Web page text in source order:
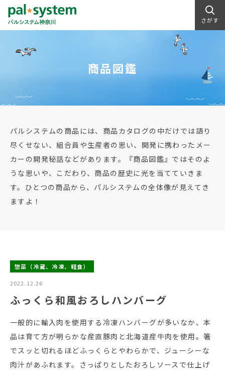
さがす
商品図鑑
パルシステムの商品には、商品カタログの中だけでは語り
尽くせない、組合員や生産者の思い、開発に携わったメー
カーの開発秘話などがあります。『商品図鑑』ではそのよ
うな思いや、こだわり、商品の歴史に光を当てていきま
す。ひとつの商品から、パルシステムの全体像が見えてき
ますよ！
惣菜（冷蔵、冷凍、軽食）
2022.12.26
ふっくら和風おろしハンバーグ
一般的に輸入肉を使用する冷凍ハンバーグが多いなか、本
品は育て方が明らかな産直豚肉と北海道産牛肉を使用。箸
でスッと切れるほどふっくらとやわらかで、ジューシーな
肉汁があふれます。さっぱりとしたおろしソースで仕上げ